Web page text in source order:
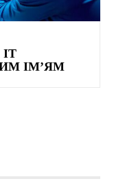
IT
ІМ’ЯМ